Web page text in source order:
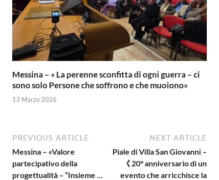
Messina – « La perenne sconfitta di ogni guerra – ci
sono solo Persone che soffrono e che muoiono»
13 Marzo 2026
PREVIOUS ARTICLE
Messina – «Valore
partecipativo della
progettualità – “Insieme …
NEXT ARTICLE
Piale di Villa San Giovanni –
《 20° anniversario di un
evento che arricchisce la